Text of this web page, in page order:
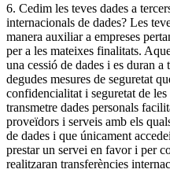
6. Cedim les teves dades a
internacionals de dades? Les
manera auxiliar a empreses
per a les mateixes finalitats.
una cessió de dades i es duran
degudes mesures de seguretat
confidencialitat i seguretat de
transmetre dades personals
proveïdors i serveis amb els
de dades i que únicament
prestar un servei en favor i per
realitzaran transferències